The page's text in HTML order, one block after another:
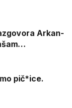
Arkan-
pič*ice.